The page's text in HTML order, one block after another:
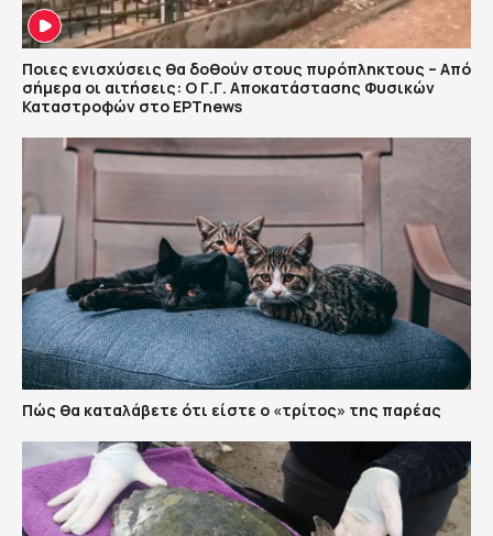
Ποιες ενισχύσεις θα δοθούν στους πυρόπληκτους – Από
σήμερα οι αιτήσεις: Ο Γ.Γ. Αποκατάστασης Φυσικών
Καταστροφών στο ΕΡΤnews
Πώς θα καταλάβετε ότι είστε ο «τρίτος» της παρέας